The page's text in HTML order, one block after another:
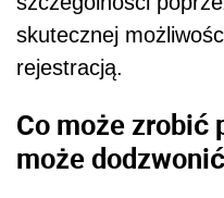
skutecznej
rejestracją.
Co może zrobić
może